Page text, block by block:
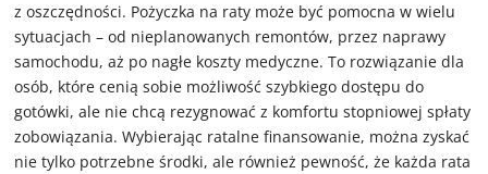
z oszczędności. Pożyczka na raty może być pomocna w wielu
sytuacjach – od nieplanowanych remontów, przez naprawy
samochodu, aż po nagłe koszty medyczne. To rozwiązanie dla
osób, które cenią sobie możliwość szybkiego dostępu do
gotówki, ale nie chcą rezygnować z komfortu stopniowej spłaty
zobowiązania. Wybierając ratalne finansowanie, można zyskać
nie tylko potrzebne środki, ale również pewność, że każda rata